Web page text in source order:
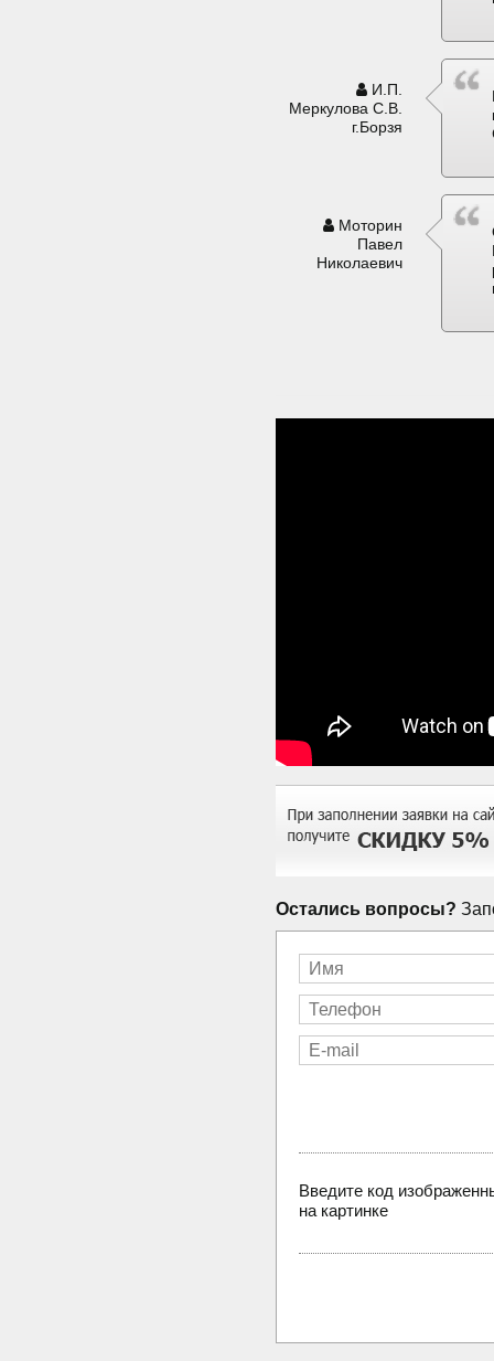
И.П.
Меркулова С.В.
г.Борзя
Моторин
Павел
Николаевич
Остались вопросы?
Введите код
на картинке